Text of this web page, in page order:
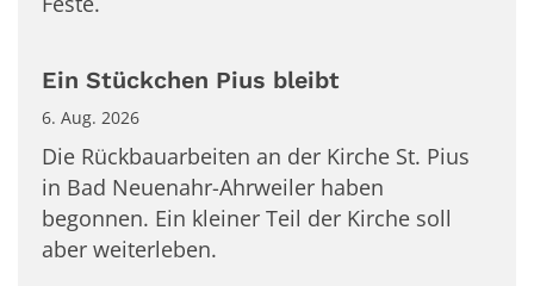
Ein Stückchen Pius bleibt
6. Aug. 2026
Die Rückbauarbeiten an der Kirche St. Pius
in Bad Neuenahr-Ahrweiler haben
begonnen. Ein kleiner Teil der Kirche soll
aber weiterleben.